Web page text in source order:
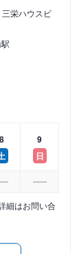
栄ハウスビ
8
9
日
細はお問い合